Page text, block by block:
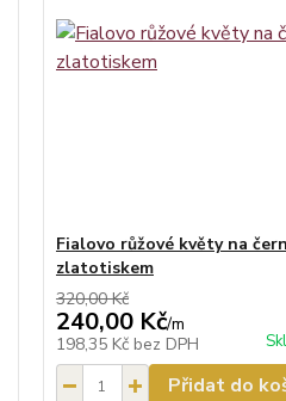
Fialovo růžové květy na
zlatotiskem
320,00 Kč
240,00 Kč/m
198,35 Kč bez DPH
Přidat do